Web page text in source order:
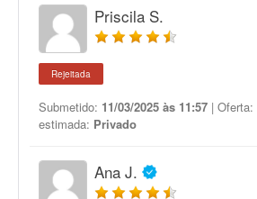
Priscila S.
Rejeitada
Submetido: 11/03/2025 às 11:57 | Oferta:
estimada: Privado
Ana J.